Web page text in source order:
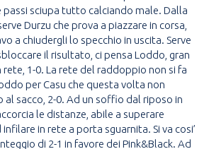
passi sciupa tutto calciando male. Dalla
Durzu che prova a piazzare in corsa,
a chiudergli lo specchio in uscita. Serve
il risultato, ci pensa Loddo, gran
1-0. La rete del raddoppio non si fa
per Casu che questa volta non
al sacco, 2-0. Ad un soffio dal riposo in
le distanze, abile a superare
in rete a porta sguarnita. Si va cosi’
di 2-1 in favore dei Pink&Black. Ad